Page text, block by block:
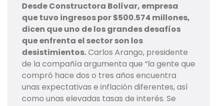
Desde Constructora Bolívar, empresa
que tuvo ingresos por $500.574 millones,
dicen que uno de los grandes desafíos
que enfrenta el sector son los
desistimientos.Carlos Arango, presidente
de la compañía argumenta que “la gente que
compró hace dos o tres años encuentra
unas expectativas e inflación diferentes, así
como unas elevadas tasas de interés. Se